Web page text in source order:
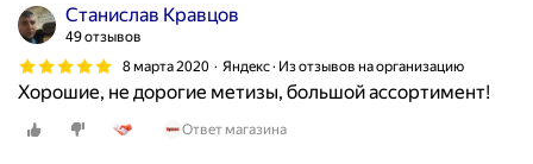
Станислав Кравцов
49 отзывов
8 марта 2020
Яндекс · Из отзывов на организацию
Хорошие, не дорогие метизы, большой ассортимент!
Ответ магазина